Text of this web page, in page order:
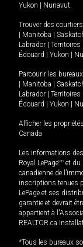
Yukon
Nunavut.
Trouver des
Manitoba
Labrador
Édouard
Yukon
Parcourir les
Manitoba
Labrador
Édouard
Yukon
Afficher les
Canada
Les informations
Royal LePageMD et du
canadienne de
inscriptions tenues
LePage et ses
garantie et devrait
appartient à
REALTOR.ca
*Tous les bureaux